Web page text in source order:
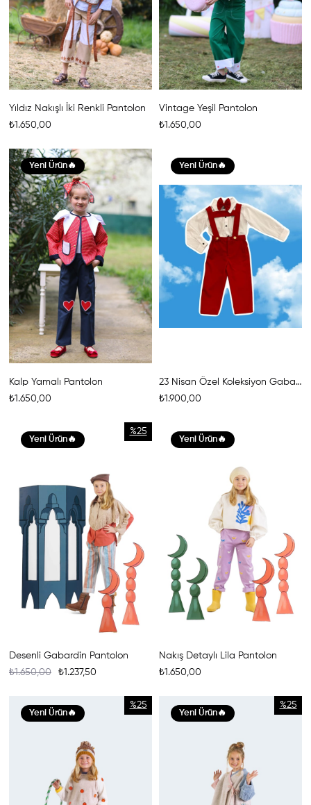
Yıldız Nakışlı İki Renkli Pantolon
₺1.650,00
Vintage Yeşil Pantolon
₺1.650,00
Kalp Yamalı Pantolon
₺1.650,00
Yeni Ürün
23 Nisan Özel Koleksiyon Gabardin Pantolon
₺1.900,00
Yeni Ürün
Desenli Gabardin Pantolon
₺1.237,50
₺1.650,00
%25
Yeni Ürün
Nakış Detaylı Lila Pantolon
₺1.650,00
Yeni Ürün
%25
Yeni Ürün
%25
Yeni Ürün